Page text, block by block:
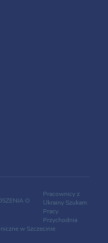
O
Pracownicy z
Ukrainy Szukam
Pracy
Przychodnia
w Szczecinie